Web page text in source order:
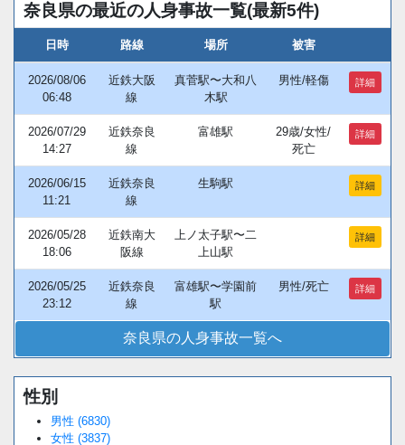
奈良県の最近の人身事故一覧(最新5件)
日時 路線 場所 被害
2026/08/06
06:48
近鉄大阪
線
真菅駅〜大和八
木駅
男性/軽傷 詳細
2026/07/29
14:27
近鉄奈良
線
富雄駅
29歳/女性/
死亡
詳細
2026/06/15
11:21
近鉄奈良
線
生駒駅 詳細
2026/05/28
18:06
近鉄南大
阪線
上ノ太子駅〜二
上山駅
詳細
2026/05/25
23:12
近鉄奈良
線
富雄駅〜学園前
駅
男性/死亡 詳細
奈良県の人身事故一覧へ
性別
男性 (6830)
女性 (3837)